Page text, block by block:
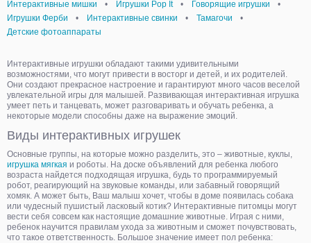
Интерактивные мишки
• Игрушки Pop It • Говорящие игрушки
•
Игрушки Ферби
• Интерактивные свинки • Тамагочи
•
Детские фотоаппараты
Интерактивные игрушки обладают такими удивительными
возможностями, что могут привести в восторг и детей, и их родителей.
Они создают прекрасное настроение и гарантируют много часов веселой
увлекательной игры для малышей. Развивающая интерактивная игрушка
умеет петь и танцевать, может разговаривать и обучать ребенка, а
некоторые модели способны даже на выражение эмоций.
Виды интерактивных игрушек
Основные группы, на которые можно разделить, это – животные, куклы,
игрушка мягкая и роботы. На доске объявлений для ребенка любого
возраста найдется подходящая игрушка, будь то программируемый
робот, реагирующий на звуковые команды, или забавный говорящий
хомяк. А может быть, Ваш малыш хочет, чтобы в доме появилась собака
или чудесный пушистый ласковый котик? Интерактивные питомцы могут
вести себя совсем как настоящие домашние животные. Играя с ними,
ребенок научится правилам ухода за животным и сможет почувствовать,
что такое ответственность. Большое значение имеет пол ребенка: